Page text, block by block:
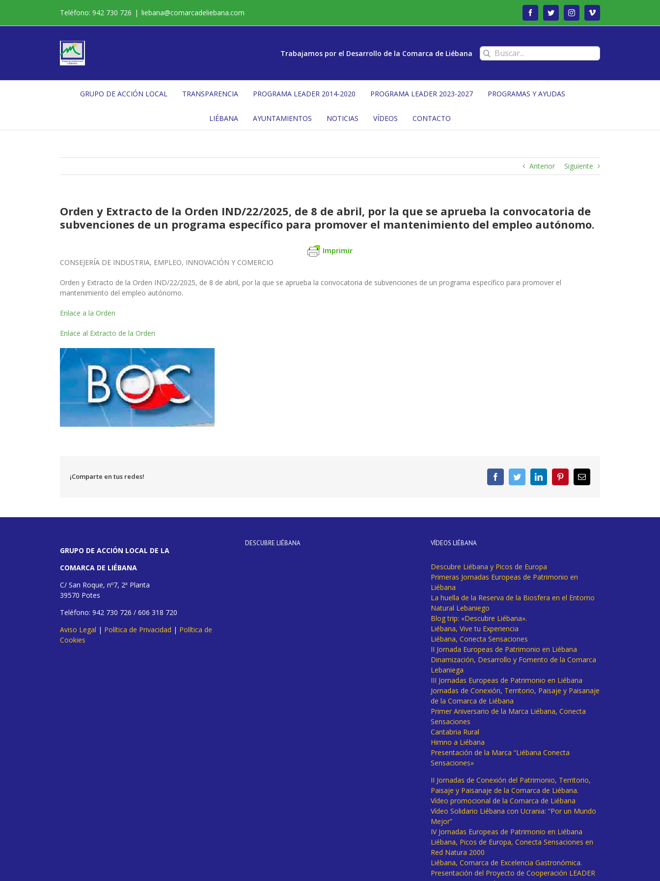
contenido
Teléfono: 942 730 726 | liebana@comarcadeliebana.com FacebookTwitterInstagramVimeo
Trabajamos por el Desarrollo de la Comarca de Liébana Buscar:
GRUPO DE ACCIÓN LOCAL TRANSPARENCIA PROGRAMA LEADER 2014-2020 PROGRAMA LEADER 2023-2027 PROGRAMAS Y AYUDAS
LIÉBANA AYUNTAMIENTOS NOTICIAS VÍDEOS CONTACTO
Anterior Siguiente
Orden y Extracto de la Orden IND/22/2025, de 8 de abril, por la que se aprueba la convocatoria de
subvenciones de un programa específico para promover el mantenimiento del empleo autónomo.
Imprimir
CONSEJERÍA DE INDUSTRIA, EMPLEO, INNOVACIÓN Y COMERCIO
Orden y Extracto de la Orden IND/22/2025, de 8 de abril, por la que se aprueba la convocatoria de subvenciones de un programa específico para promover el
mantenimiento del empleo autónomo.
Enlace a la Orden
Enlace al Extracto de la Orden
¡Comparte en tus redes! FacebookTwitterLinkedInPinterestCorreo
electrónico
GRUPO DE ACCIÓN LOCAL DE LA
COMARCA DE LIÉBANA
C/ San Roque, nº7, 2ª Planta
39570 Potes
Teléfono: 942 730 726 / 606 318 720
Aviso Legal | Política de Privacidad | Política de
Cookies
DESCUBRE LIÉBANA VÍDEOS LIÉBANA
Descubre Liébana y Picos de Europa
Primeras Jornadas Europeas de Patrimonio en
Liébana
La huella de la Reserva de la Biosfera en el Entorno
Natural Lebaniego
Blog trip: «Descubre Liébana».
Liébana, Vive tu Experiencia
Liébana, Conecta Sensaciones
II Jornada Europeas de Patrimonio en Liébana
Dinamización, Desarrollo y Fomento de la Comarca
Lebaniega
III Jornadas Europeas de Patrimonio en Liébana
Jornadas de Conexión, Territorio, Paisaje y Paisanaje
de la Comarca de Liébana
Primer Aniversario de la Marca Liébana, Conecta
Sensaciones
Cantabria Rural
Himno a Liébana
Presentación de la Marca “Liébana Conecta
Sensaciones»
II Jornadas de Conexión del Patrimonio, Territorio,
Paisaje y Paisanaje de la Comarca de Liébana.
Vídeo promocional de la Comarca de Liébana
Vídeo Solidario Liébana con Ucrania: “Por un Mundo
Mejor”
IV Jornadas Europeas de Patrimonio en Liébana
Liébana, Picos de Europa, Conecta Sensaciones en
Red Natura 2000
Liébana, Comarca de Excelencia Gastronómica.
Presentación del Proyecto de Cooperación LEADER